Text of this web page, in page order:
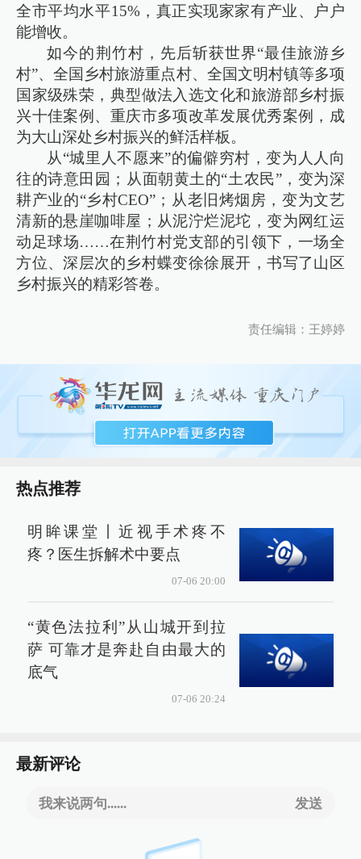
全市平均水平15%，真正实现家家有产业、户户
能增收。
如今的荆竹村，先后斩获世界“最佳旅游乡
村”、全国乡村旅游重点村、全国文明村镇等多项
国家级殊荣，典型做法入选文化和旅游部乡村振
兴十佳案例、重庆市多项改革发展优秀案例，成
为大山深处乡村振兴的鲜活样板。
从“城里人不愿来”的偏僻穷村，变为人人向
往的诗意田园；从面朝黄土的“土农民”，变为深
耕产业的“乡村CEO”；从老旧烤烟房，变为文艺
清新的悬崖咖啡屋；从泥泞烂泥坨，变为网红运
动足球场……在荆竹村党支部的引领下，一场全
方位、深层次的乡村蝶变徐徐展开，书写了山区
乡村振兴的精彩答卷。
责任编辑：王婷婷
热点推荐
明眸课堂丨近视手术疼不
疼？医生拆解术中要点
07-06 20:00
“黄色法拉利”从山城开到拉
萨 可靠才是奔赴自由最大的
底气
07-06 20:24
最新评论
我来说两句...... 发送